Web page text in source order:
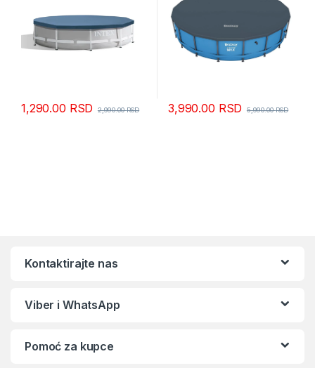
1,290.00 RSD 2,990.00RSD 3,990.00 RSD 5,990.00RSD
Kontaktirajte nas
Viber i WhatsApp
Pomoć za kupce